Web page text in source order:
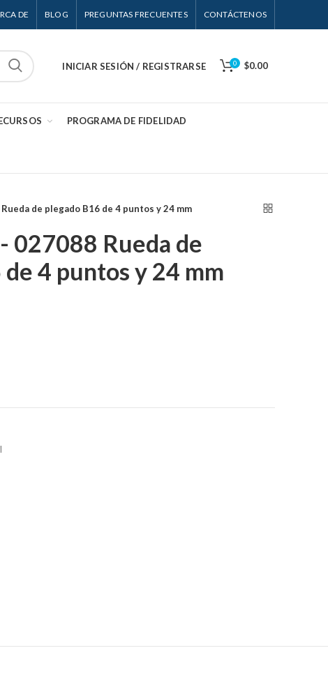
DE BLOG PREGUNTAS FRECUENTES CONTÁCTENOS
INICIAR SESIÓN / REGISTRARSE 0 $0.00
PROGRAMA DE FIDELIDAD
de plegado B16 de 4 puntos y 24 mm
027088 Rueda de
4 puntos y 24 mm